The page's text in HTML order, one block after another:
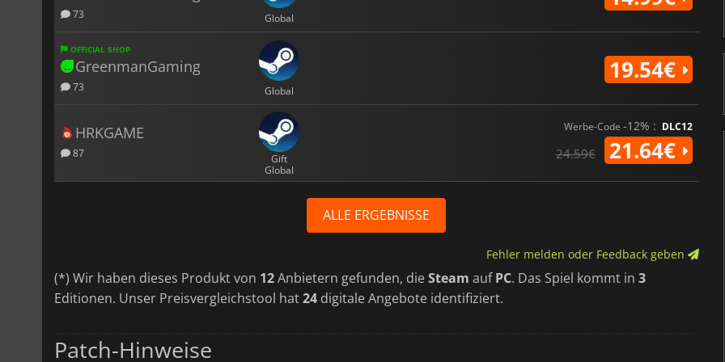
73 Global
OFFICIAL SHOP
GreenmanGaming
73 Global
19.54€
HRKGAME
87
Gift
Global
Werbe-Code -12% : DLC12
24.59€ 21.64€
ALLE ERGEBNISSE
Fehler melden oder Feedback geben
(*) Wir haben dieses Produkt von 12Anbietern gefunden, dieSteam aufPC. Das Spiel kommt in 3
Editionen. Unser Preisvergleichstool hat24 digitale Angebote identifiziert.
Patch-Hinweise